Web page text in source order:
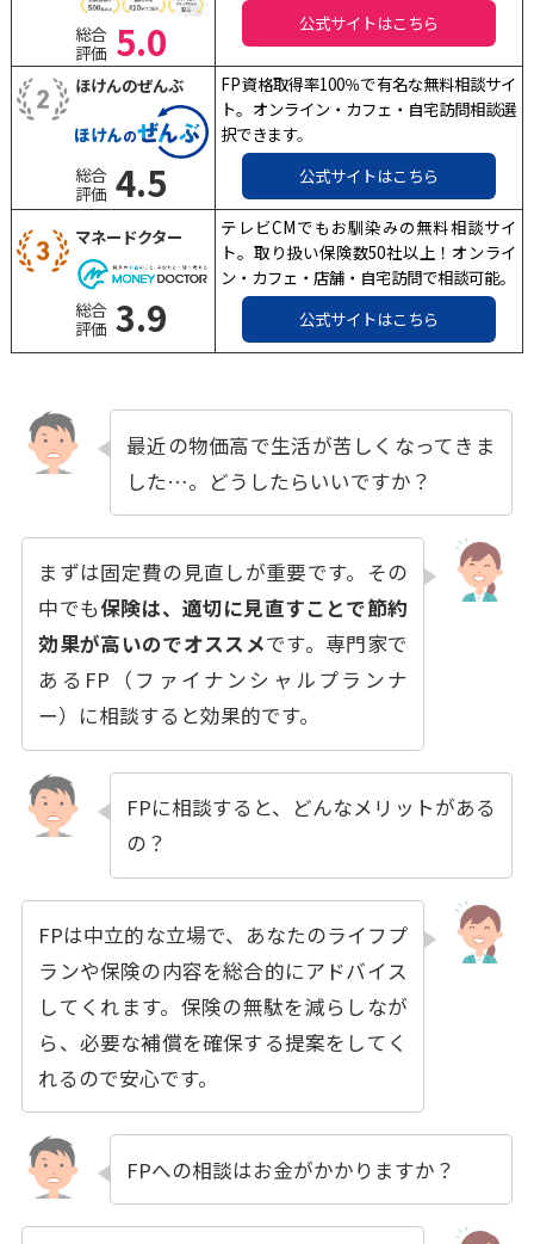
総合
評価 5.0
公式サイトはこちら
ほけんのぜんぶ
総合
評価 4.5
FP資格取得率100％で有名な無料相談サイ
ト。オンライン・カフェ・自宅訪問相談選
択できます。
公式サイトはこちら
マネードクター
総合
評価 3.9
テレビCMでもお馴染みの無料相談サイ
ト。取り扱い保険数50社以上！オンライ
ン・カフェ・店舗・自宅訪問で相談可能。
公式サイトはこちら
最近の物価高で生活が苦しくなってきま
した…。どうしたらいいですか？
まずは固定費の見直しが重要です。その
中でも保険は、適切に見直すことで節約
効果が高いのでオススメです。専門家で
あるFP（ファイナンシャルプランナ
ー）に相談すると効果的です。
FPに相談すると、どんなメリットがある
の？
FPは中立的な立場で、あなたのライフプ
ランや保険の内容を総合的にアドバイス
してくれます。保険の無駄を減らしなが
ら、必要な補償を確保する提案をしてく
れるので安心です。
FPへの相談はお金がかかりますか？